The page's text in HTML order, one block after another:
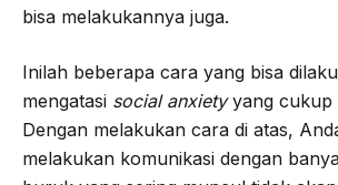
bisa melakukannya juga.
Inilah beberapa cara yang bisa
mengatasi social anxietyyang cukup
Dengan melakukan cara di atas,
melakukan komunikasi dengan